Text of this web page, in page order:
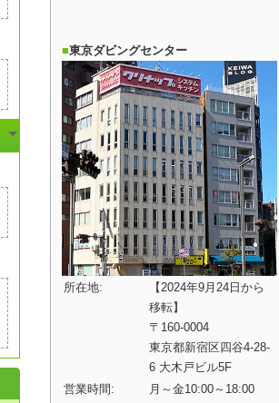
東京ダビングセンター
所在地:
【2024年9月24日から
移転】
〒160-0004
東京都新宿区四谷4-28-
6 大木戸ビル5F
営業時間:
月～金10:00～18:00